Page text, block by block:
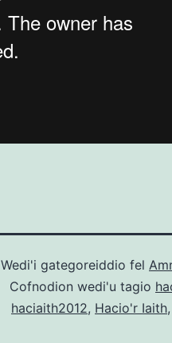
Wedi'i gategoreiddio fel
Cofnodion wedi'u tagio
haciaith2012, Hacio'r Iaith,